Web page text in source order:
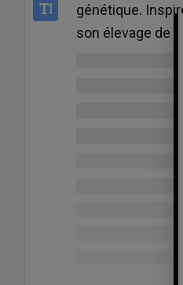
génétique.
son élevage de